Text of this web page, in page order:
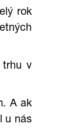
rok
trhu v
A ak
u nás